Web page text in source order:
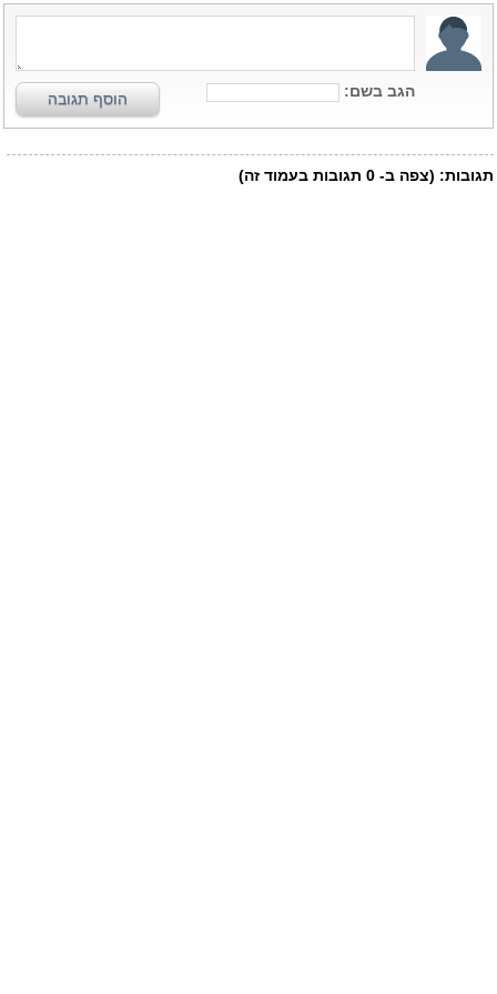
הגב בשם: הוסף תגובה
תגובות: (צפה ב- 0 תגובות בעמוד זה)